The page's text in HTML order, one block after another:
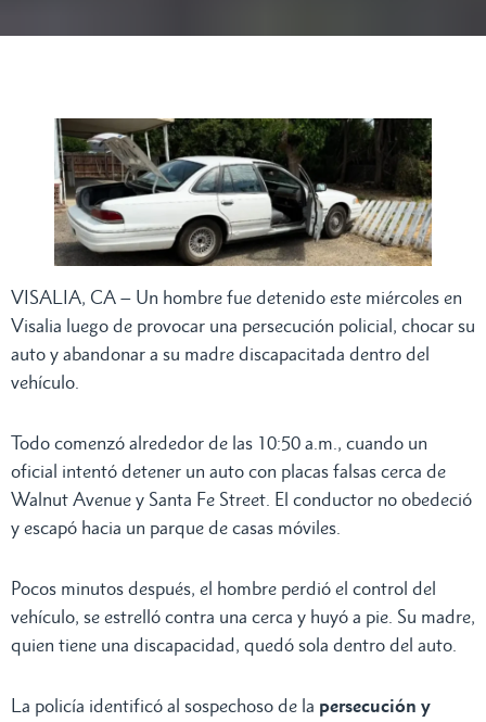
VISALIA, CA – Un hombre fue detenido este miércoles en
Visalia luego de provocar una persecución policial, chocar su
auto y abandonar a su madre discapacitada dentro del
vehículo.
Todo comenzó alrededor de las 10:50 a.m., cuando un
oficial intentó detener un auto con placas falsas cerca de
Walnut Avenue y Santa Fe Street. El conductor no obedeció
y escapó hacia un parque de casas móviles.
Pocos minutos después, el hombre perdió el control del
vehículo, se estrelló contra una cerca y huyó a pie. Su madre,
quien tiene una discapacidad, quedó sola dentro del auto.
La policía identificó al sospechoso de la persecución y